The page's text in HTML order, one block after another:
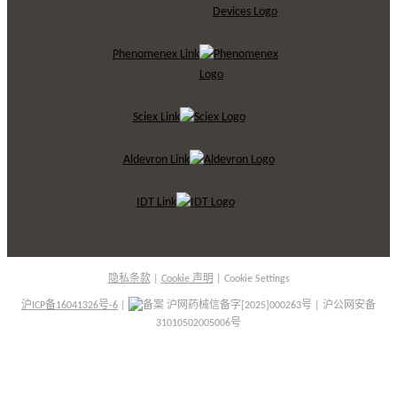
Phenomenex Link
Sciex Link
Aldevron Link
IDT Link
隐私条款 Cookie 声明 Cookie Settings
沪ICP备16041326号-6
沪网药械信备字[2025]000263号 | 沪公网安备
31010502005006号